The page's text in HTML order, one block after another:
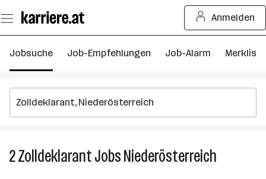
Seiteninhalt
springen
Anmelden
Jobsuche Job-Empfehlungen Job-Alarm Merkliste
2ZolldeklarantJobsNiederösterreich